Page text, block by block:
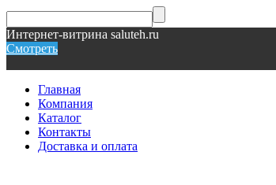
Интернет-витрина saluteh.ru
Смотреть
Главная
Компания
Каталог
Контакты
Доставка и оплата